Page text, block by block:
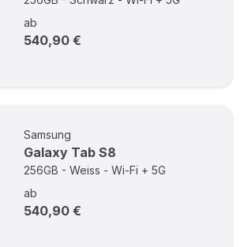
ab
540,90 €
Samsung
Galaxy Tab S8
256GB - Weiss - Wi-Fi + 5G
ab
540,90 €